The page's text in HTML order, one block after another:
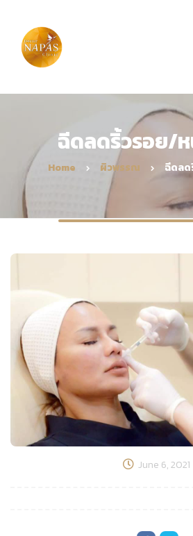
ฉีดลดริ้วรอย/ห
Home ผิวพรรณ ฉีดลด
June 6, 2021